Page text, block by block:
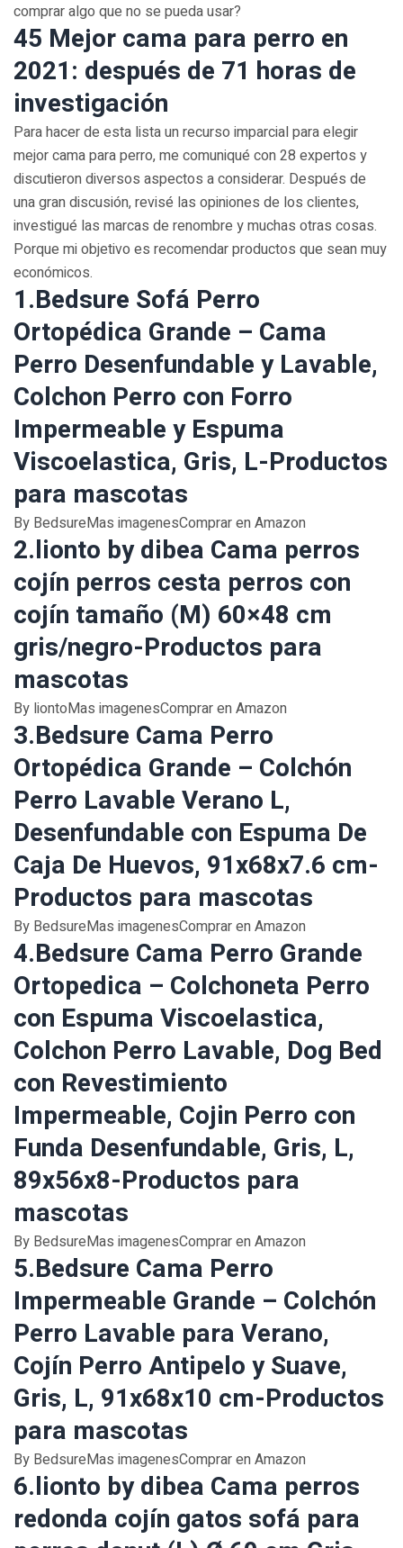
comprar algo que no se pueda usar?
45 Mejor cama para perro en
2021: después de 71 horas de
investigación
Para hacer de esta lista un recurso imparcial para elegir
mejor cama para perro, ​​me comuniqué con 28 expertos y
discutieron diversos aspectos a considerar. Después de
una gran discusión, revisé las opiniones de los clientes,
investigué las marcas de renombre y muchas otras cosas.
Porque mi objetivo es recomendar productos que sean muy
económicos.
1.Bedsure Sofá Perro
Ortopédica Grande – Cama
Perro Desenfundable y Lavable,
Colchon Perro con Forro
Impermeable y Espuma
Viscoelastica, Gris, L-Productos
para mascotas
By BedsureMas imagenesComprar en Amazon
2.lionto by dibea Cama perros
cojín perros cesta perros con
cojín tamaño (M) 60×48 cm
gris/negro-Productos para
mascotas
By liontoMas imagenesComprar en Amazon
3.Bedsure Cama Perro
Ortopédica Grande – Colchón
Perro Lavable Verano L,
Desenfundable con Espuma De
Caja De Huevos, 91x68x7.6 cm-
Productos para mascotas
By BedsureMas imagenesComprar en Amazon
4.Bedsure Cama Perro Grande
Ortopedica – Colchoneta Perro
con Espuma Viscoelastica,
Colchon Perro Lavable, Dog Bed
con Revestimiento
Impermeable, Cojin Perro con
Funda Desenfundable, Gris, L,
89x56x8-Productos para
mascotas
By BedsureMas imagenesComprar en Amazon
5.Bedsure Cama Perro
Impermeable Grande – Colchón
Perro Lavable para Verano,
Cojín Perro Antipelo y Suave,
Gris, L, 91x68x10 cm-Productos
para mascotas
By BedsureMas imagenesComprar en Amazon
6.lionto by dibea Cama perros
redonda cojín gatos sofá para